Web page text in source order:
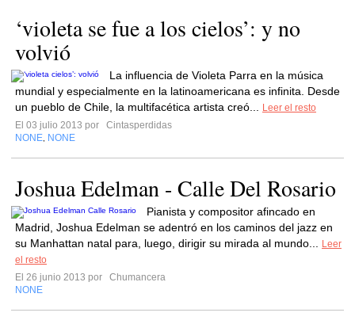
‘violeta se fue a los cielos’: y no
volvió
La influencia de Violeta Parra en la música
mundial y especialmente en la latinoamericana es infinita. Desde
un pueblo de Chile, la multifacética artista creó...
Leer el resto
El 03 julio 2013 por
Cintasperdidas
NONE NONE
Joshua Edelman - Calle Del Rosario
Pianista y compositor afincado en
Madrid, Joshua Edelman se adentró en los caminos del jazz en
su Manhattan natal para, luego, dirigir su mirada al mundo...
Leer
el resto
El 26 junio 2013 por
Chumancera
NONE